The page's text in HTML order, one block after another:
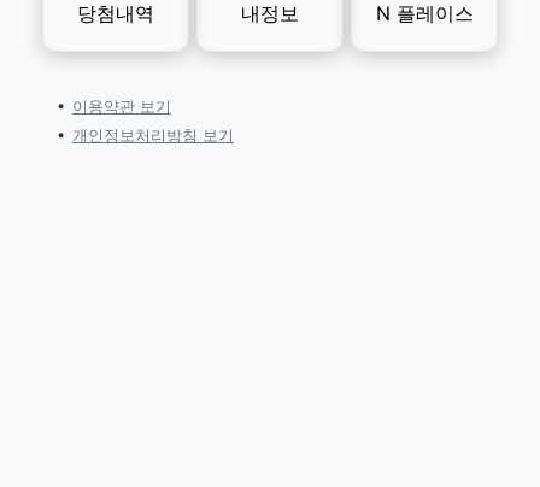
당첨내역 내정보 N 플레이스
이용약관 보기
개인정보처리방침 보기